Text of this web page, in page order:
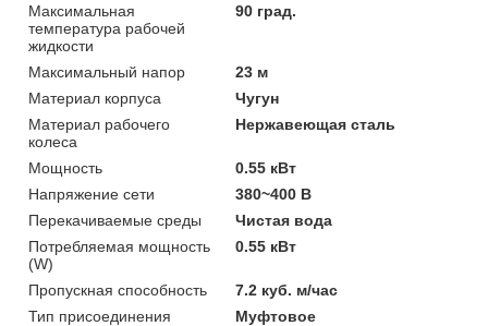
Максимальная
температура рабочей
жидкости
90 град.
Максимальный напор
23 м
Материал корпуса
Чугун
Материал рабочего
колеса
Нержавеющая сталь
Мощность
0.55 кВт
Напряжение сети
380~400 В
Перекачиваемые среды
Чистая вода
Потребляемая мощность
(W)
0.55 кВт
Пропускная способность
7.2 куб. м/час
Тип присоединения
Муфтовое